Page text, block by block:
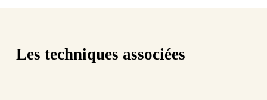
Les techniques associées